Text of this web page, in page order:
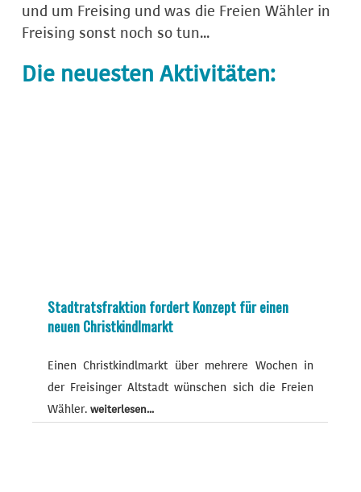
und um Freising und was die Freien Wähler in
Freising sonst noch so tun...
Die neuesten Aktivitäten:
Stadtratsfraktion fordert Konzept für einen
neuen Christkindlmarkt
Einen Christkindlmarkt über mehrere Wochen in
der Freisinger Altstadt wünschen sich die Freien
Wähler. weiterlesen...